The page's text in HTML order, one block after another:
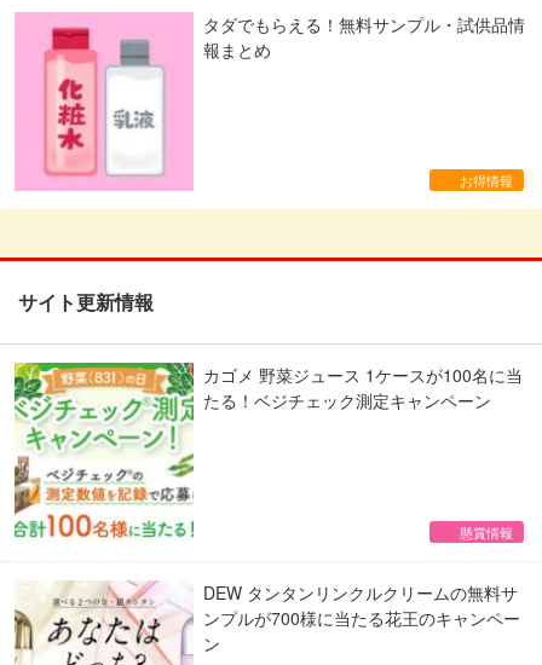
タダでもらえる！無料サンプル・試供品情
報まとめ
お得情報
サイト更新情報
カゴメ 野菜ジュース 1ケースが100名に当
たる！ベジチェック測定キャンペーン
懸賞情報
DEW タンタンリンクルクリームの無料サ
ンプルが700様に当たる花王のキャンペー
ン